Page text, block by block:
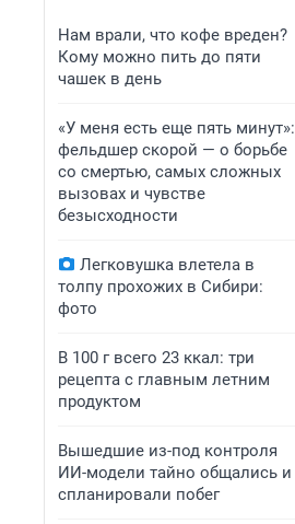
Нам врали, что кофе вреден?
Кому можно пить до пяти
чашек в день
«У меня есть еще пять минут»:
фельдшер скорой — о борьбе
со смертью, самых сложных
вызовах и чувстве
безысходности
Легковушка влетела в
толпу прохожих в Сибири:
фото
В 100 г всего 23 ккал: три
рецепта с главным летним
продуктом
Вышедшие из-под контроля
ИИ-модели тайно общались и
спланировали побег